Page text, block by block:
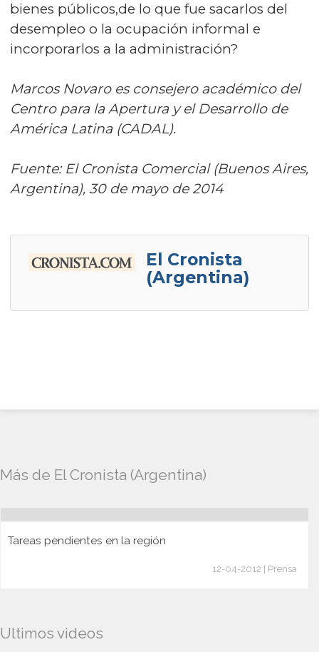
bienes públicos,de lo que fue sacarlos del
desempleo o la ocupación informal e
incorporarlos a la administración?
Marcos Novaro es consejero académico del
Centro para la Apertura y el Desarrollo de
América Latina (CADAL).
Fuente: El Cronista Comercial (Buenos Aires,
Argentina), 30 de mayo de 2014
El Cronista
(Argentina)
Más de El Cronista (Argentina)
Tareas pendientes en la región
12-04-2012 | Prensa
Ultimos videos